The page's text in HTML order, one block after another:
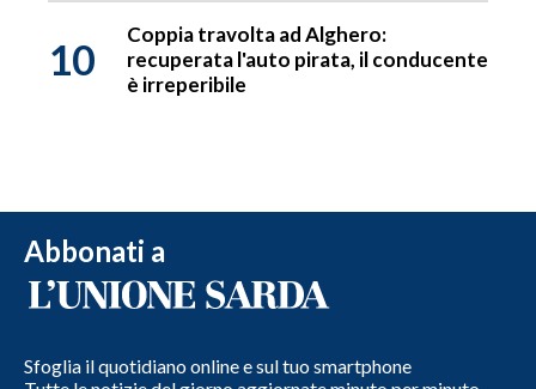
10
Coppia travolta ad Alghero:
recuperata l'auto pirata, il conducente
è irreperibile
Abbonati a
Sfoglia il quotidiano online e sul tuo smartphone